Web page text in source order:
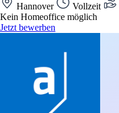
Hannover Vollzeit
Kein Homeoffice möglich
Jetzt bewerben